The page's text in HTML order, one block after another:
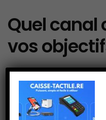
Quel canal
vos
Choisir entre Google
avant tout de vos
vous des ventes